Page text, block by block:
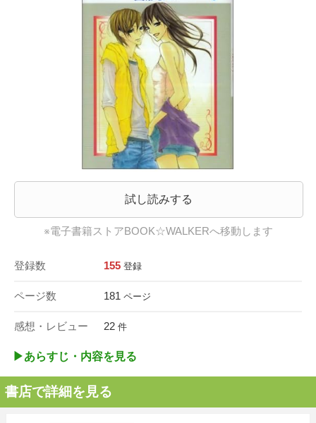
試し読みする
※電子書籍ストアBOOK☆WALKERへ移動します
登録数 155 登録
ページ数 181 ページ
感想・レビュー 22 件
▶︎あらすじ・内容を見る
書店で詳細を見る